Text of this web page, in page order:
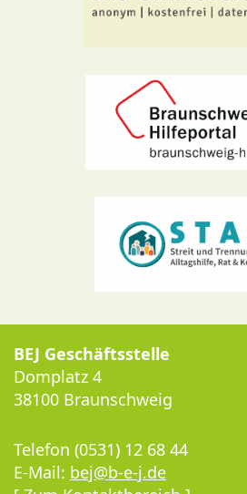
BEJ Geschäftsstelle
Domplatz 4
38100 Braunschweig
Telefon (0531) 12 68 44
E-Mail: bej@b-e-j.de